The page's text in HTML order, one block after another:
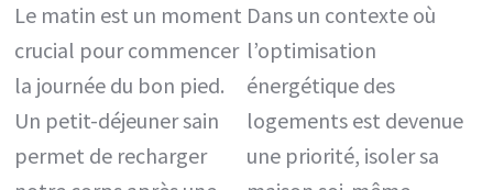
Le matin est un moment
crucial pour commencer
la journée du bon pied.
Un petit-déjeuner sain
permet de recharger
Dans un contexte où
l’optimisation
énergétique des
logements est devenue
une priorité, isoler sa